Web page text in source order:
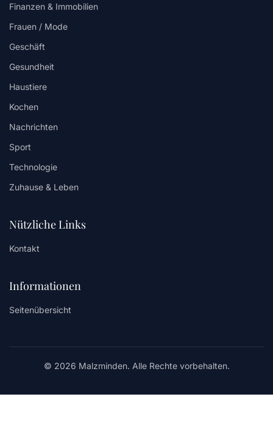
Finanzen & Immobilien
Frauen / Mode
Geschäft
Gesundheit
Haustiere
Kochen
Nachrichten
Sport
Technologie
Zuhause & Leben
Nützliche Links
Kontakt
Informationen
Seitenübersicht
© 2026 Malzminden. Alle Rechte vorbehalten.